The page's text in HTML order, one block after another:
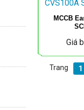
MCCB
Giá
Trang 1